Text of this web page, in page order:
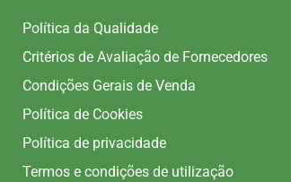
Política da Qualidade
Critérios de Avaliação de Fornecedores
Condições Gerais de Venda
Política de Cookies
Política de privacidade
Termos e condições de utilização